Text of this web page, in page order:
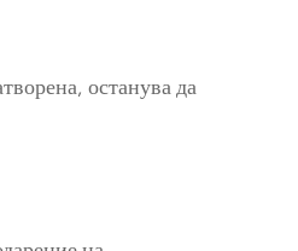
останува да